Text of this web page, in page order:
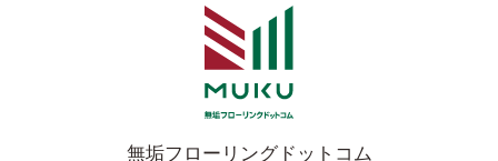
無垢フローリングドットコム